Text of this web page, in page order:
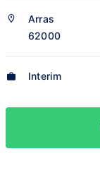
Arras
62000
Interim